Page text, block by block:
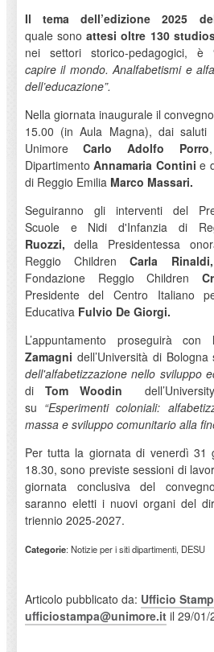
Il tema dell’edizione 2025
quale sonoattesi oltre 130
nei settori storico-pedagogici, è
capire il mondo. Analfabetismi e
dell’educazione”.
Nella giornata inaugurale il
15.00 (in Aula Magna), dai saluti
UnimoreCarlo Adolfo Porro
DipartimentoAnnamaria Continie
di Reggio Emilia Marco Massari.
Seguiranno gli interventi del
Scuole e Nidi d'Infanzia di
Ruozzi,della Presidentessa
Reggio ChildrenCarla
Fondazione Reggio Children
Presidente del Centro Italiano
Educativa Fulvio De Giorgi.
L’appuntamento proseguirà
Zamagni dell’Università di Bologna
dell'alfabetizzazione nello sviluppo
di Tom Woodin
su “Esperimenti coloniali:
massa e sviluppo comunitario alla
Per tutta la giornata di venerdì 31
18.30, sono previste sessioni di
giornata conclusiva del
saranno eletti i nuovi organi del
triennio 2025-2027.
Categorie: Notizie per i siti dipartimenti, DESU
Articolo pubblicato da: Ufficio
ufficiostampa@unimore.itil 29/01/